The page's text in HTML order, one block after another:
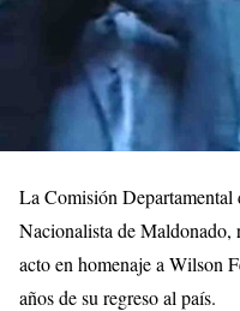
La Comisión Departamental
Nacionalista de Maldonado,
acto en homenaje a Wilson
años de su regreso al país.